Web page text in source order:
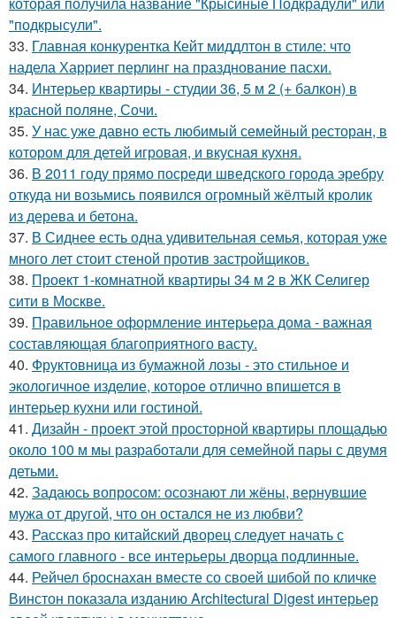
"подкрысули".
33. Главная конкурентка Кейт миддлтон в стиле: что
надела Харриет перлинг на празднование пасхи.
34. Интерьер квартиры - студии 36, 5 м 2 (+ балкон) в
красной поляне, Сочи.
35. У нас уже давно есть любимый семейный ресторан, в
котором для детей игровая, и вкусная кухня.
36. В 2011 году прямо посреди шведского города эребру
откуда ни возьмись появился огромный жёлтый кролик
из дерева и бетона.
37. В Сиднее есть одна удивительная семья, которая уже
много лет стоит стеной против застройщиков.
38. Проект 1-комнатной квартиры 34 м 2 в ЖК Селигер
сити в Москве.
39. Правильное оформление интерьера дома - важная
составляющая благоприятного васту.
40. Фруктовница из бумажной лозы - это стильное и
экологичное изделие, которое отлично впишется в
интерьер кухни или гостиной.
41. Дизайн - проект этой просторной квартиры площадью
около 100 м мы разработали для семейной пары с двумя
детьми.
42. Задаюсь вопросом: осознают ли жёны, вернувшие
мужа от другой, что он остался не из любви?
43. Рассказ про китайский дворец следует начать с
самого главного - все интерьеры дворца подлинные.
44. Рейчел броснахан вместе со своей шибой по кличке
Винстон показала изданию Architectural Digest интерьер